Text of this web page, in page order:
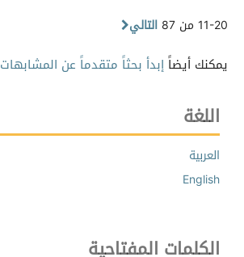
11-20 من 87 التالي
يمكنك أيضاًإبدأ بحثاً متقدماً عن المشابهات
اللغة
العربية
English
الكلمات المفتاحية